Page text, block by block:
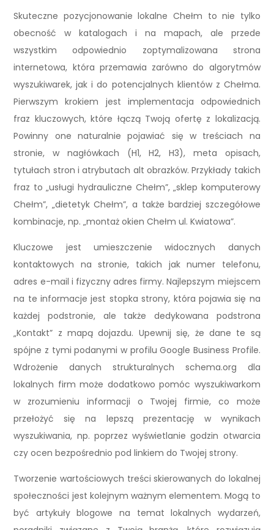
Skuteczne pozycjonowanie lokalne Chełm to nie tylko
obecność w katalogach i na mapach, ale przede
wszystkim odpowiednio zoptymalizowana strona
internetowa, która przemawia zarówno do algorytmów
wyszukiwarek, jak i do potencjalnych klientów z Chełma.
Pierwszym krokiem jest implementacja odpowiednich
fraz kluczowych, które łączą Twoją ofertę z lokalizacją.
Powinny one naturalnie pojawiać się w treściach na
stronie, w nagłówkach (H1, H2, H3), meta opisach,
tytułach stron i atrybutach alt obrazków. Przykłady takich
fraz to „usługi hydrauliczne Chełm”, „sklep komputerowy
Chełm”, „dietetyk Chełm”, a także bardziej szczegółowe
kombinacje, np. „montaż okien Chełm ul. Kwiatowa”.
Kluczowe jest umieszczenie widocznych danych
kontaktowych na stronie, takich jak numer telefonu,
adres e-mail i fizyczny adres firmy. Najlepszym miejscem
na te informacje jest stopka strony, która pojawia się na
każdej podstronie, ale także dedykowana podstrona
„Kontakt” z mapą dojazdu. Upewnij się, że dane te są
spójne z tymi podanymi w profilu Google Business Profile.
Wdrożenie danych strukturalnych schema.org dla
lokalnych firm może dodatkowo pomóc wyszukiwarkom
w zrozumieniu informacji o Twojej firmie, co może
przełożyć się na lepszą prezentację w wynikach
wyszukiwania, np. poprzez wyświetlanie godzin otwarcia
czy ocen bezpośrednio pod linkiem do Twojej strony.
Tworzenie wartościowych treści skierowanych do lokalnej
społeczności jest kolejnym ważnym elementem. Mogą to
być artykuły blogowe na temat lokalnych wydarzeń,